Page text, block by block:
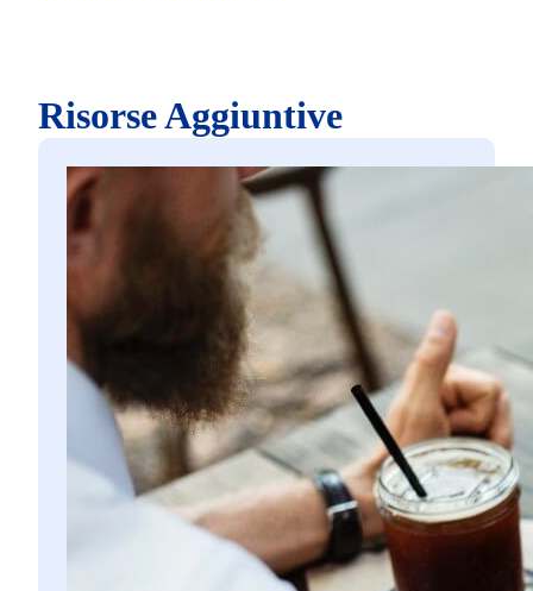
Risorse Aggiuntive